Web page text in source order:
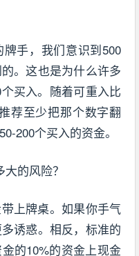
手，我们意识到500
。这也是为什么许多
买入。随着可重入比
荐至少把那个数字翻
200个买入的资金。
的风险？
上牌桌。如果你手气
诱惑。相反，标准的
的10%的资金上现金